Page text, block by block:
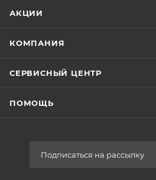
АКЦИИ
КОМПАНИЯ
СЕРВИСНЫЙ ЦЕНТР
ПОМОЩЬ
Подписаться на рассылку